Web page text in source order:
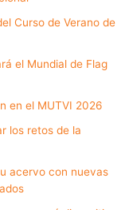
Curso de Verano de
el Mundial de Flag
en el MUTVI 2026
los retos de la
acervo con nuevas